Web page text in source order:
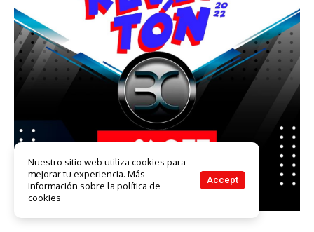
Nuestro sitio web utiliza cookies para
mejorar tu experiencia. Más
información sobre la política de
cookies
Accept